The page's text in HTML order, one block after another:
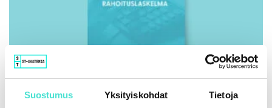
Suostumus Yksityiskohdat Tietoja